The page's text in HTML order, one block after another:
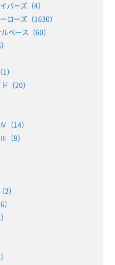
バーズ（4）
ローズ（1630）
ベース（60）
）
（20）
（14）
（9）
）